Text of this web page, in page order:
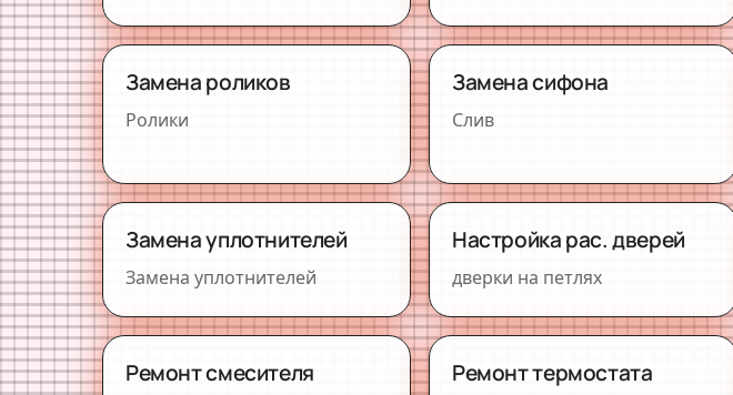
Замена роликов
Ролики
Замена сифона
Слив
Замена уплотнителей
Замена уплотнителей
Настройка рас. дверей
дверки на петлях
Ремонт смесителя Ремонт термостата